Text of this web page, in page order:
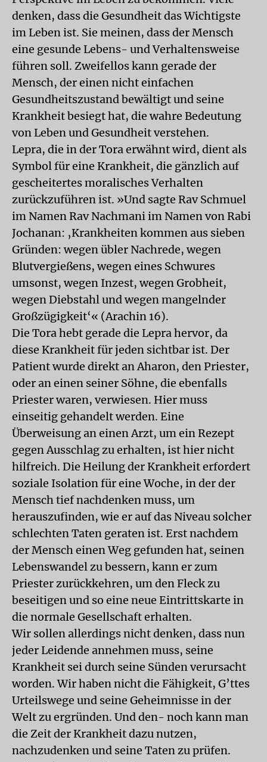
denken, dass die Gesundheit das Wichtigste
im Leben ist. Sie meinen, dass der Mensch
eine gesunde Lebens- und Verhaltensweise
führen soll. Zweifellos kann gerade der
Mensch, der einen nicht einfachen
Gesundheitszustand bewältigt und seine
Krankheit besiegt hat, die wahre Bedeutung
von Leben und Gesundheit verstehen.
Lepra, die in der Tora erwähnt wird, dient als
Symbol für eine Krankheit, die gänzlich auf
gescheitertes moralisches Verhalten
zurückzuführen ist. »Und sagte Rav Schmuel
im Namen Rav Nachmani im Namen von Rabi
Jochanan: ‚Krankheiten kommen aus sieben
Gründen: wegen übler Nachrede, wegen
Blutvergießens, wegen eines Schwures
umsonst, wegen Inzest, wegen Grobheit,
wegen Diebstahl und wegen mangelnder
Großzügigkeit‘« (Arachin 16).
Die Tora hebt gerade die Lepra hervor, da
diese Krankheit für jeden sichtbar ist. Der
Patient wurde direkt an Aharon, den Priester,
oder an einen seiner Söhne, die ebenfalls
Priester waren, verwiesen. Hier muss
einseitig gehandelt werden. Eine
Überweisung an einen Arzt, um ein Rezept
gegen Ausschlag zu erhalten, ist hier nicht
hilfreich. Die Heilung der Krankheit erfordert
soziale Isolation für eine Woche, in der der
Mensch tief nachdenken muss, um
herauszufinden, wie er auf das Niveau solcher
schlechten Taten geraten ist. Erst nachdem
der Mensch einen Weg gefunden hat, seinen
Lebenswandel zu bessern, kann er zum
Priester zurückkehren, um den Fleck zu
beseitigen und so eine neue Eintrittskarte in
die normale Gesellschaft erhalten.
Wir sollen allerdings nicht denken, dass nun
jeder Leidende annehmen muss, seine
Krankheit sei durch seine Sünden verursacht
worden. Wir haben nicht die Fähigkeit, G’ttes
Urteilswege und seine Geheimnisse in der
Welt zu ergründen. Und den- noch kann man
die Zeit der Krankheit dazu nutzen,
nachzudenken und seine Taten zu prüfen.